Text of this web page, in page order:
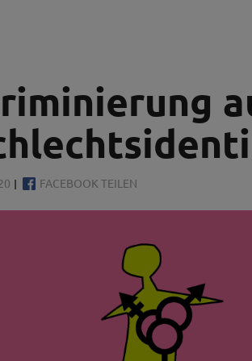
FACEBOOK TEILEN